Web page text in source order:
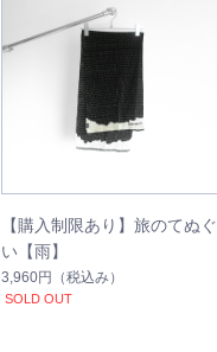
【購入制限あり】旅のてぬぐ
い【雨】
3,960円 （税込み）
SOLD OUT